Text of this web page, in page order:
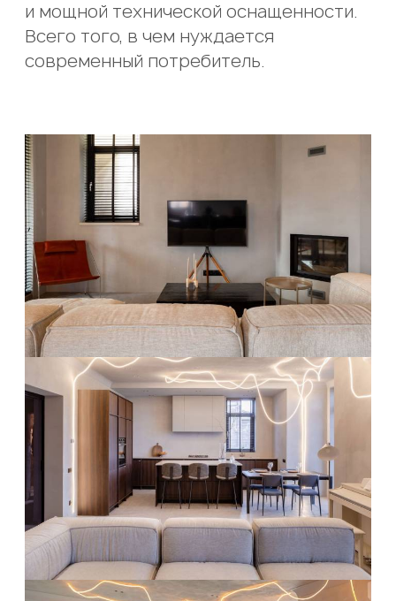
и мощной технической оснащенности.
Всего того, в чем нуждается
современный потребитель.